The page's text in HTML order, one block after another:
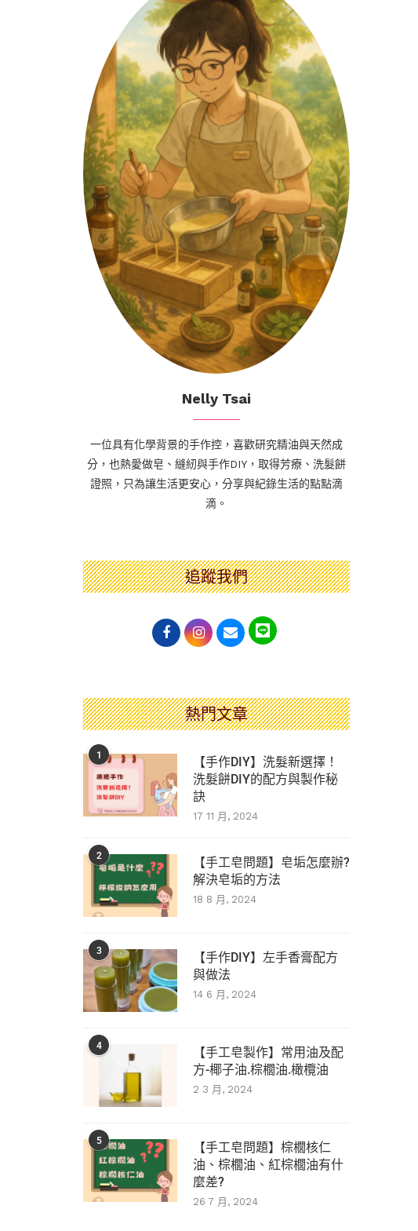
Nelly Tsai
一位具有化學背景的手作控，喜歡研究精油與天然成
分，也熱愛做皂、縫紉與手作DIY，取得芳療、洗髮餅
證照，只為讓生活更安心，分享與紀錄生活的點點滴
滴。
追蹤我們
熱門文章
1
【手作DIY】洗髮新選擇！
洗髮餅DIY的配方與製作秘
訣
17 11 月, 2024
2
【手工皂問題】皂垢怎麼辦?
解決皂垢的方法
18 8 月, 2024
3
【手作DIY】左手香膏配方
與做法
14 6 月, 2024
4
【手工皂製作】常用油及配
方-椰子油.棕櫚油.橄欖油
2 3 月, 2024
5
【手工皂問題】棕櫚核仁
油、棕櫚油、紅棕櫚油有什
麼差?
26 7 月, 2024